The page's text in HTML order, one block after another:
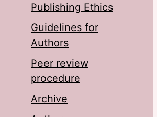
Publishing Ethics
Guidelines for
Authors
Peer review
procedure
Archive